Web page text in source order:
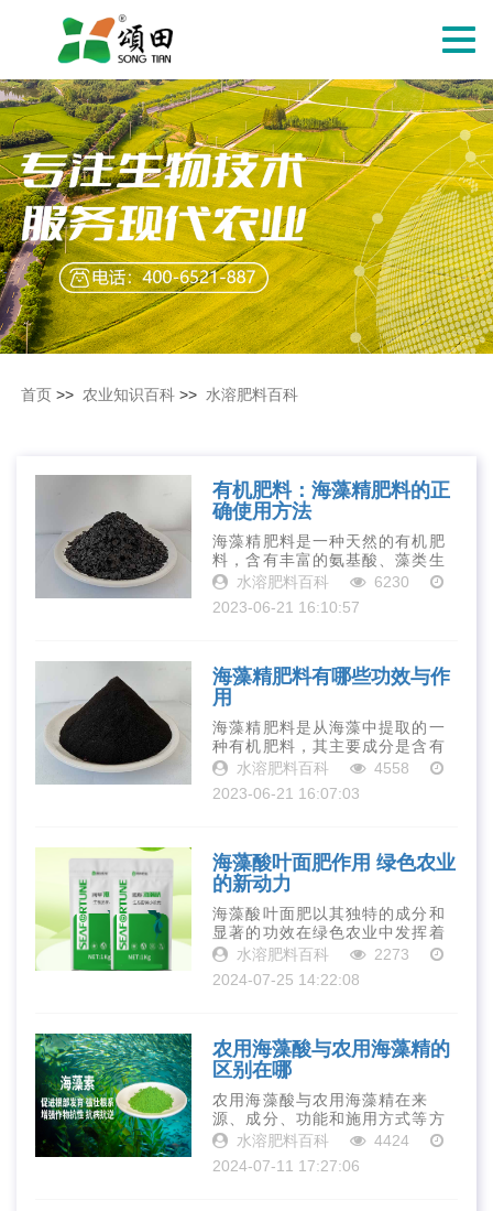
切
导
航
首页 >> 农业知识百科 >> 水溶肥料百科
有机肥料：海藻精肥料的正
确使用方法
海藻精肥料是一种天然的有机肥
料，含有丰富的氨基酸、藻类生
长素、维生素、微量元素、蛋白
力、促进植物生长、增强植物抗
水溶肥料百科
6230
2023-06-21 16:10:57
海藻精肥料有哪些功效与作
用
海藻精肥料是从海藻中提取的一
种有机肥料，其主要成分是含有
丰富的微量元素、植物生长素、
有增强作物生长、促进植物根系
水溶肥料百科
4558
2023-06-21 16:07:03
海藻酸叶面肥作用 绿色农业
的新动力
海藻酸叶面肥以其独特的成分和
显著的功效在绿色农业中发挥着
重要作用。它不仅能够促进作物
强作物的抗逆性和改善土壤环
水溶肥料百科
2273
2024-07-25 14:22:08
农用海藻酸与农用海藻精的
区别在哪
农用海藻酸与农用海藻精在来
源、成分、功能和施用方式等方
面均存在显著差异。虽然它们都
各自具有独特的优势和适用范
水溶肥料百科
4424
2024-07-11 17:27:06